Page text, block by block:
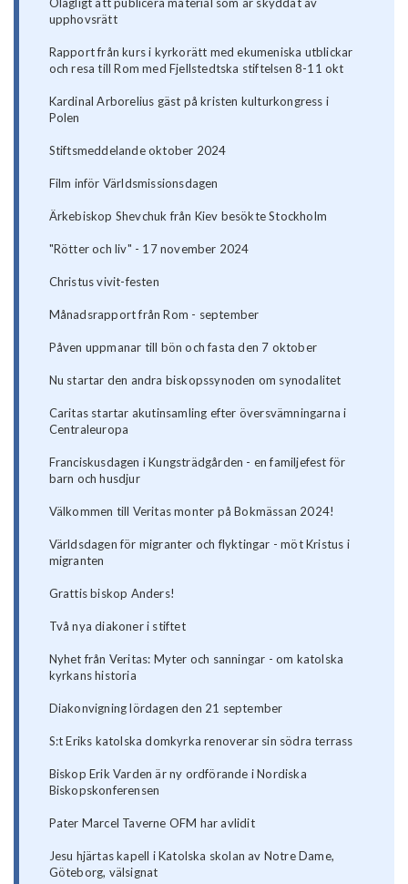
Olagligt att publicera material som är skyddat av
upphovsrätt
Rapport från kurs i kyrkorätt med ekumeniska utblickar
och resa till Rom med Fjellstedtska stiftelsen 8-11 okt
Kardinal Arborelius gäst på kristen kulturkongress i
Polen
Stiftsmeddelande oktober 2024
Film inför Världsmissionsdagen
Ärkebiskop Shevchuk från Kiev besökte Stockholm
"Rötter och liv" - 17 november 2024
Christus vivit-festen
Månadsrapport från Rom - september
Påven uppmanar till bön och fasta den 7 oktober
Nu startar den andra biskopssynoden om synodalitet
Caritas startar akutinsamling efter översvämningarna i
Centraleuropa
Franciskusdagen i Kungsträdgården - en familjefest för
barn och husdjur
Välkommen till Veritas monter på Bokmässan 2024!
Världsdagen för migranter och flyktingar - möt Kristus i
migranten
Grattis biskop Anders!
Två nya diakoner i stiftet
Nyhet från Veritas: Myter och sanningar - om katolska
kyrkans historia
Diakonvigning lördagen den 21 september
S:t Eriks katolska domkyrka renoverar sin södra terrass
Biskop Erik Varden är ny ordförande i Nordiska
Biskopskonferensen
Pater Marcel Taverne OFM har avlidit
Jesu hjärtas kapell i Katolska skolan av Notre Dame,
Göteborg, välsignat